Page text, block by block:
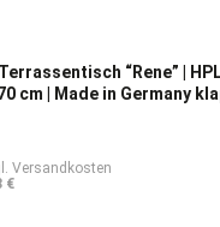
“Rene” | HPL
cm | Made in Germany
Versandkosten
€